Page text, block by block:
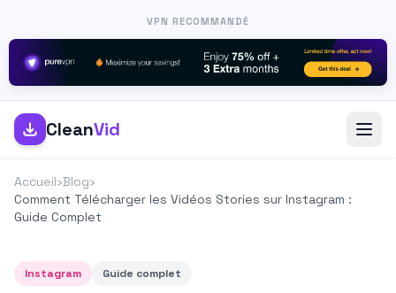
VPN RECOMMANDÉ
CleanVid
Accueil›Blog›
Comment Télécharger les Vidéos Stories sur Instagram :
Guide Complet
Instagram Guide complet